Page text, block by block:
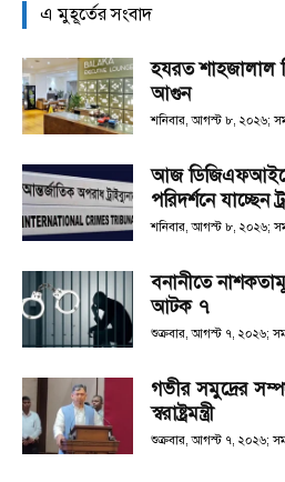
এ মুহূর্তের সংবাদ
হযরত শাহজালাল
আগুন
শনিবার, আগস্ট ৮, ২০২৬;
আজ
পরিদর্শনে যাচ্ছেন
শনিবার, আগস্ট ৮, ২০২৬;
বনানীতে
আটক ৭
শুক্রবার, আগস্ট ৭, ২০২৬;
গভীর সমুদ্রের
স্বরাষ্ট্রমন্ত্রী
শুক্রবার, আগস্ট ৭, ২০২৬;